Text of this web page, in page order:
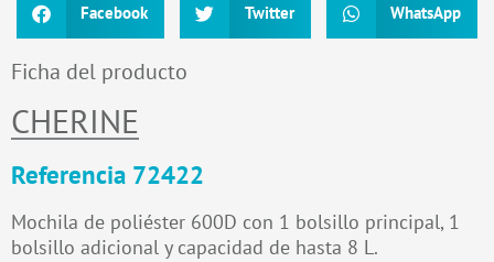
Facebook Twitter WhatsApp
Ficha del producto
CHERINE
Referencia 72422
Mochila de poliéster 600D con 1 bolsillo principal, 1
bolsillo adicional y capacidad de hasta 8 L.